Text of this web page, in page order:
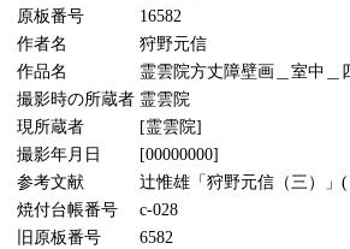
原板番号
16582
作者名
狩野元信
作品名
霊雲院方丈障壁画＿室中＿
撮影時の所蔵者 霊雲院
現所蔵者
[霊雲院]
撮影年月日
[00000000]
参考文献
辻惟雄「狩野元信（三）」
焼付台帳番号
c-028
旧原板番号
6582